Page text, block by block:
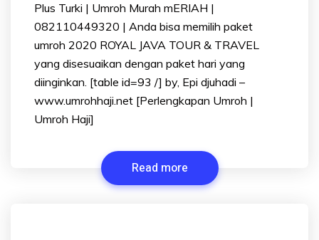
Plus Turki | Umroh Murah mERIAH |
082110449320 | Anda bisa memilih paket
umroh 2020 ROYAL JAVA TOUR & TRAVEL
yang disesuaikan dengan paket hari yang
diinginkan. [table id=93 /] by, Epi djuhadi –
www.umrohhaji.net [Perlengkapan Umroh |
Umroh Haji]
Read more